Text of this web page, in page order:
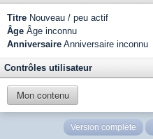
Titre Nouveau / peu actif
Âge Âge inconnu
Anniversaire Anniversaire inconnu
Contrôles utilisateur
Mon contenu
Version complète